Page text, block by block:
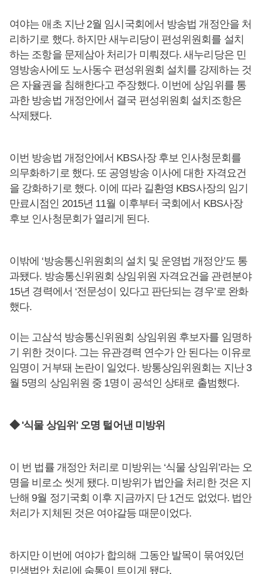
여야는 애초 지난 2월 임시국회에서 방송법 개정안을 처
리하기로 했다. 하지만 새누리당이 편성위원회를 설치
하는 조항을 문제삼아 처리가 미뤄졌다. 새누리당은 민
영방송사에도 노사동수 편성위원회 설치를 강제하는 것
은 자율권을 침해한다고 주장했다. 이번에 상임위를 통
과한 방송법 개정안에서 결국 편성위원회 설치조항은
삭제됐다.
이번 방송법 개정안에서 KBS사장 후보 인사청문회를
의무화하기로 했다. 또 공영방송 이사에 대한 자격요건
을 강화하기로 했다. 이에 따라 길환영 KBS사장의 임기
만료시점인 2015년 11월 이후부터 국회에서 KBS사장
후보 인사청문회가 열리게 된다.
이밖에 ‘방송통신위원회의 설치 및 운영법 개정안’도 통
과됐다. 방송통신위원회 상임위원 자격요건을 관련분야
15년 경력에서 ‘전문성이 있다고 판단되는 경우’로 완화
했다.
이는 고삼석 방송통신위원회 상임위원 후보자를 임명하
기 위한 것이다. 그는 유관경력 연수가 안 된다는 이유로
임명이 거부돼 논란이 일었다. 방통상임위원회는 지난 3
월 5명의 상임위원 중 1명이 공석인 상태로 출범했다.
◆ '식물 상임위' 오명 털어낸 미방위
이 번 법률 개정안 처리로 미방위는 ‘식물 상임위’라는 오
명을 비로소 씻게 됐다. 미방위가 법안을 처리한 것은 지
난해 9월 정기국회 이후 지금까지 단 1건도 없었다. 법안
처리가 지체된 것은 여야갈등 때문이었다.
하지만 이번에 여야가 합의해 그동안 발목이 묶여있던
민생법안 처리에 숨통이 트이게 됐다.